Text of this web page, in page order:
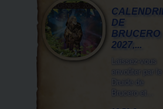
DE
BRUCERO
2027,...
Laissez-vous
envoûter par le
Druide de
Brucero et...